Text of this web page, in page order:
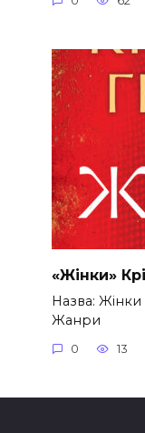
«Жінки»
Назва: Жінки
Жанри
0 13